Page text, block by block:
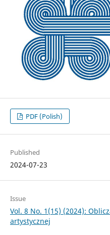
PDF (Polish)
Published
2024-07-23
Issue
Vol. 8 No. 1(15) (2024):
artystycznej